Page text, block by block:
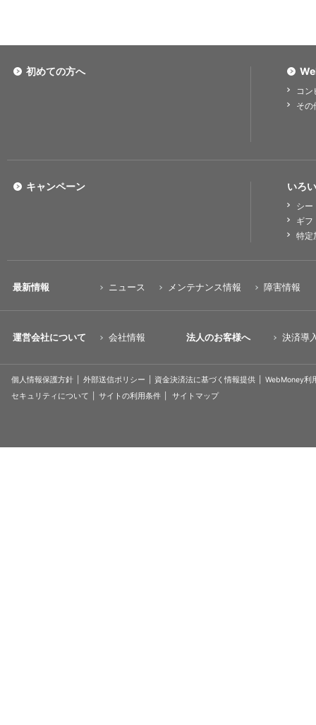
初めての方へ
コ
その
いろ
シー
ギフ
特定
キャンペーン
最新情報 ニュース メンテナンス情報 障害情報
運営会社について 会社情報 法人のお客様へ 決済導
個人情報保護方針 外部送信ポリシー 資金決済法に基づく情報提供
WebMoney利
セキュリティについて
サイトの利用条件 サイトマップ